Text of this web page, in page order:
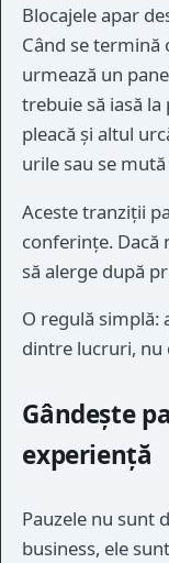
Blocajele apar
Când se termină
urmează un
trebuie să iasă la
pleacă și altul
urile sau se
Aceste tranziții
conferințe. Dacă
să alerge după
O regulă simplă:
dintre lucruri,
Gândește
experiență
Pauzele nu sunt
business, ele